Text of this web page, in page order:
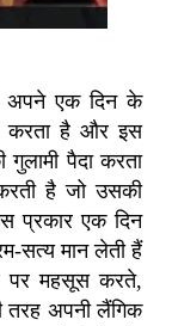
अपने एक दिन के
करता है और इस
पैदा करता
है जो उसकी
प्रकार एक दिन
सत्य मान लेती हैं
पर महसूस करते,
तरह अपनी लैंगिक